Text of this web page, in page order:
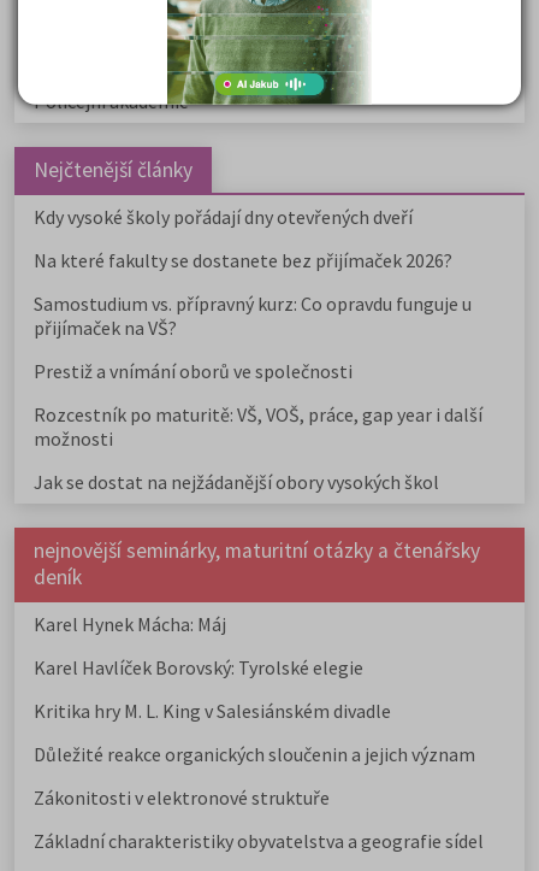
Politologie a mezinár. vztahy
Policejní akademie
Nejčtenější články
Kdy vysoké školy pořádají dny otevřených dveří
Na které fakulty se dostanete bez přijímaček 2026?
Samostudium vs. přípravný kurz: Co opravdu funguje u
přijímaček na VŠ?
Prestiž a vnímání oborů ve společnosti
Rozcestník po maturitě: VŠ, VOŠ, práce, gap year i další
možnosti
Jak se dostat na nejžádanější obory vysokých škol
nejnovější seminárky, maturitní otázky a čtenářsky
deník
Karel Hynek Mácha: Máj
Karel Havlíček Borovský: Tyrolské elegie
Kritika hry M. L. King v Salesiánském divadle
Důležité reakce organických sloučenin a jejich význam
Zákonitosti v elektronové struktuře
Základní charakteristiky obyvatelstva a geografie sídel